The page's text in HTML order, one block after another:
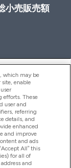
小売販売額
which may be
site, enable
efforts. These
user and
referring
details, and
enhanced
and improve
and ads
All” this
for all of
and